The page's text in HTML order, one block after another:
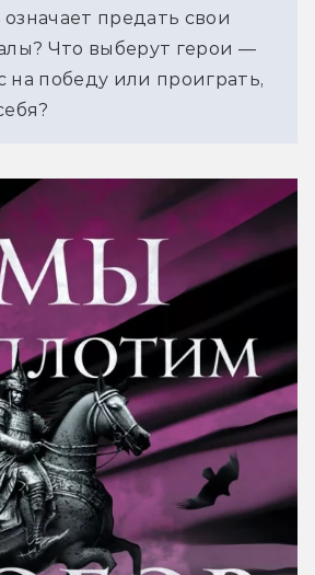
предать свои
Что выберут герои —
на победу или проиграть,